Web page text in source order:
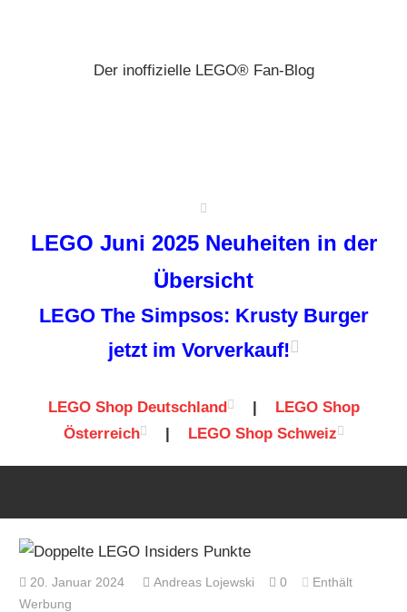
Der inoffizielle LEGO® Fan-Blog
LEGO Juni 2025 Neuheiten in der
Übersicht
LEGO The Simpsos: Krusty Burger
jetzt im Vorverkauf!
LEGO Shop Deutschland | LEGO Shop
Österreich
| LEGO Shop Schweiz
20. Januar 2024 Andreas Lojewski 0
Enthält
Werbung